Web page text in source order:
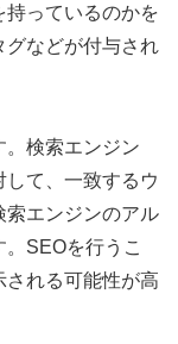
っているのかを
グなどが付与され
。検索エンジン
て、一致するウ
索エンジンのアル
SEOを行うこ
される可能性が高